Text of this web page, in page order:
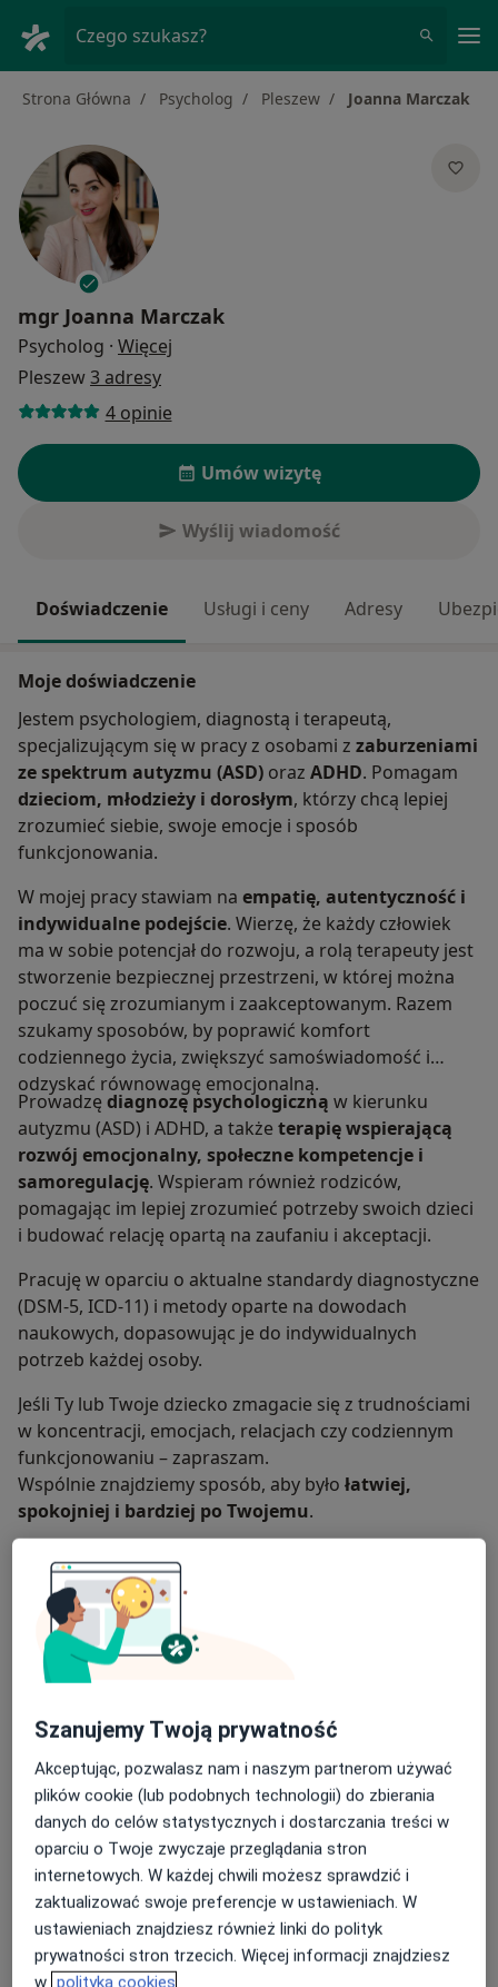
Czego szukasz?
Strona Główna Psycholog Pleszew Joanna Marczak
mgr Joanna Marczak
Psycholog · Więcej
Pleszew3 adresy
4 opinie
Umów wizytę
Wyślij wiadomość
Doświadczenie Usługi i ceny Adresy
Moje doświadczenie
Jestem psychologiem, diagnostą i terapeutą,
specjalizującym się w pracy z osobami z zaburzeniami
ze spektrum autyzmu (ASD) oraz ADHD. Pomagam
dzieciom, młodzieży i dorosłym, którzy chcą lepiej
zrozumieć siebie, swoje emocje i sposób
funkcjonowania.
W mojej pracy stawiam na empatię, autentyczność i
indywidualne podejście. Wierzę, że każdy człowiek
ma w sobie potencjał do rozwoju, a rolą terapeuty jest
stworzenie bezpiecznej przestrzeni, w której można
poczuć się zrozumianym i zaakceptowanym. Razem
szukamy sposobów, by poprawić komfort
codziennego życia, zwiększyć samoświadomość i
odzyskać równowagę emocjonalną.
Prowadzę diagnozę psychologiczną w kierunku
autyzmu (ASD) i ADHD, a także terapię wspierającą
rozwój emocjonalny, społeczne kompetencje i
samoregulację. Wspieram również rodziców,
pomagając im lepiej zrozumieć potrzeby swoich dzieci
i budować relację opartą na zaufaniu i akceptacji.
Pracuję w oparciu o aktualne standardy diagnostyczne
(DSM-5, ICD-11) i metody oparte na dowodach
naukowych, dopasowując je do indywidualnych
potrzeb każdej osoby.
Jeśli Ty lub Twoje dziecko zmagacie się z trudnościami
w koncentracji, emocjach, relacjach czy codziennym
funkcjonowaniu – zapraszam.
Wspólnie znajdziemy sposób, aby było łatwiej,
spokojniej i bardziej po Twojemu.
więcej
Zakres porad
Psychologia kliniczna
Psychologia dzieci i młodzieży
Poradnictwo psychologiczne
Pokaż więcej
Główne obszary pomocy
ADHD Autyzm Bezsenność
Borderline
Choroba afektywna dwubiegunowa
+18
Pacjenci których przyjmuję
Dorośli (Tylko pod niektórymi adresami)
Dzieci (Tylko pod niektórymi adresami)
Szanujemy Twoją prywatność
Akceptując, pozwalasz nam i naszym partnerom używać
plików cookie (lub podobnych technologii) do zbierania
danych do celów statystycznych i dostarczania treści w
oparciu o Twoje zwyczaje przeglądania stron
internetowych. W każdej chwili możesz sprawdzić i
zaktualizować swoje preferencje w ustawieniach. W
ustawieniach znajdziesz również linki do polityk
prywatności stron trzecich. Więcej informacji znajdziesz
w polityka cookies